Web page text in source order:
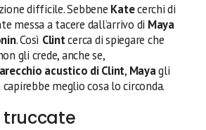
difficile. Sebbene Katecerchi di
messa a tacere dall’arrivo di Maya
. Così Clintcerca di spiegare che
gli crede, anche se,
acustico di Clint, Mayagli
meglio cosa lo circonda.
truccate